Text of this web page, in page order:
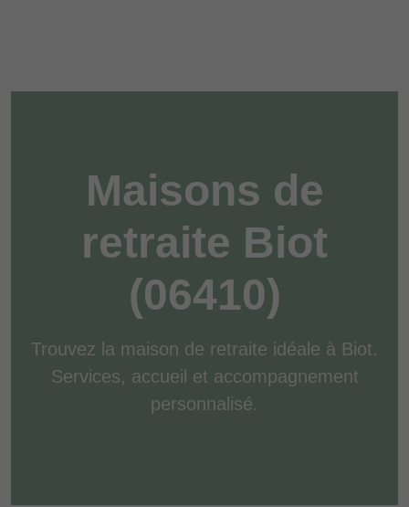
Maisons de
retraite Biot
(06410)
Trouvez la maison de retraite idéale à Biot.
Services, accueil et accompagnement
personnalisé.